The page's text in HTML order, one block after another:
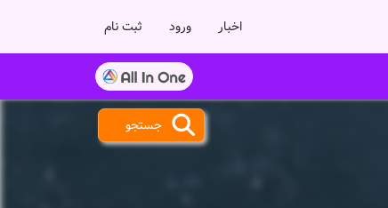
اخبار ورود ثبت نام
جستجو